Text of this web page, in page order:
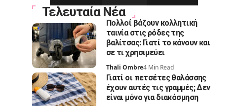
Τελευταία Νέα
Πολλοί βάζουν κολλητική
ταινία στις ρόδες της
βαλίτσας: Γιατί το κάνουν και
σε τι χρησιμεύει
Thali Ombre4 Min Read
Γιατί οι πετσέτες θαλάσσης
έχουν αυτές τις γραμμές; Δεν
είναι μόνο για διακόσμηση